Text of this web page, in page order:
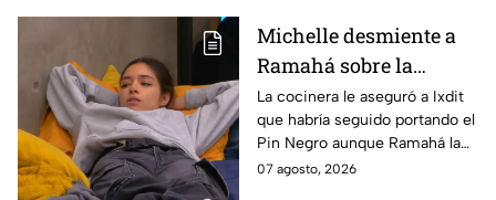
Michelle desmiente a
Ramahá sobre la
designación del Pin
Negro a un integrante
de las "Divas" en
MasterChef 24/7
La cocinera le aseguró a Ixdit
que habría seguido portando el
Pin Negro aunque Ramahá la
hubiera subido al balcón
07 agosto, 2026